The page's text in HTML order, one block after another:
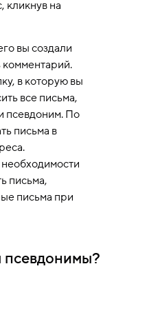
псевдонимы?
кликнув на
вы создали
комментарий.
в которую вы
все письма,
псевдоним. По
письма в
письма,
письма при